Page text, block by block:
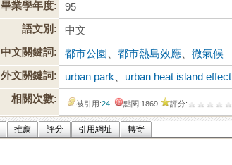
畢業學年度:
95
語文別:
中文
中文關鍵詞:
都市公園 、都市熱島效應 、微氣候
外文關鍵詞:
urban park urban heat island effect
相關次數:
被引用:24 點閱:1869 評分:
推薦 評分 引用網址 轉寄